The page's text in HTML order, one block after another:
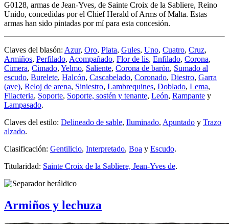
G0128, armas de Jean-Yves, de Sainte Croix de la Sabliere, Reino
Unido, concedidas por el Chief Herald of Arms of Malta. Estas
armas han sido pintadas por mí para esta concesión.
Claves del blasón: Azur, Oro, Plata, Gules, Uno, Cuatro, Cruz,
Armiños, Perfilado, Acompañado, Flor de lis, Enfilado, Corona,
Cimera, Cimado, Yelmo, Saliente, Corona de barón, Sumado al
escudo, Burelete, Halcón, Cascabelado, Coronado, Diestro, Garra
(ave), Reloj de arena, Siniestro, Lambrequines, Doblado, Lema,
Filacteria, Soporte, Soporte, sostén y tenante, León, Rampante y
Lampasado.
Claves del estilo: Delineado de sable, Iluminado, Apuntado y Trazo
alzado.
Clasificación: Gentilicio, Interpretado, Boa y Escudo.
Titularidad: Sainte Croix de la Sabliere, Jean-Yves de.
Armiños y lechuza